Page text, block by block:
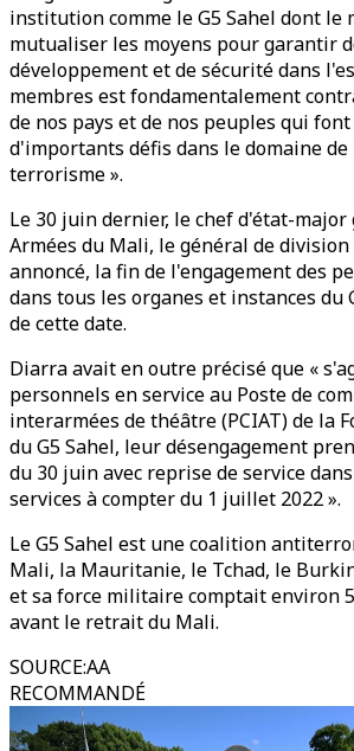
institution comme le G5 Sahel dont le
mutualiser les moyens pour garantir
développement et de sécurité dans
membres est fondamentalement
de nos pays et de nos peuples qui font
d'importants défis dans le domaine
terrorisme ».
Le 30 juin dernier, le chef d'état-major
Armées du Mali, le général de
annoncé, la fin de l'engagement des
dans tous les organes et instances du
de cette date.
Diarra avait en outre précisé que «
personnels en service au Poste de
interarmées de théâtre (PCIAT) de la
du G5 Sahel, leur désengagement
du 30 juin avec reprise de service
services à compter du 1 juillet 2022 ».
Le G5 Sahel est une coalition
Mali, la Mauritanie, le Tchad, le
et sa force militaire comptait environ
avant le retrait du Mali.
SOURCE:AA
RECOMMANDÉ